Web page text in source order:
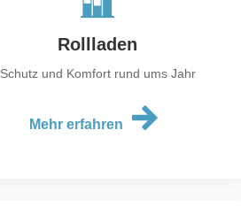
Rollladen
Schutz und Komfort rund ums Jahr
Mehr erfahren